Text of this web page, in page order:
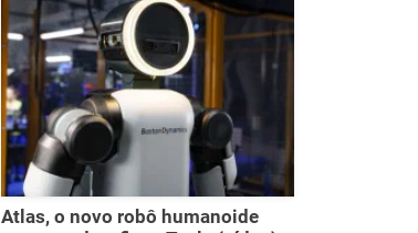
Atlas, o novo robô humanoide